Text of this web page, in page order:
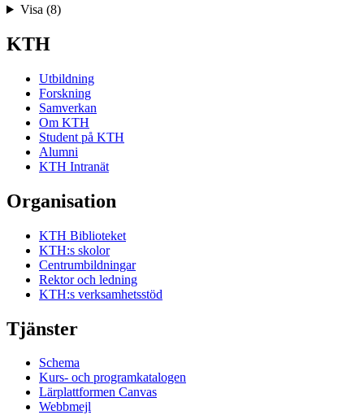
Visa (8)
KTH
Utbildning
Forskning
Samverkan
Om KTH
Student på KTH
Alumni
KTH Intranät
Organisation
KTH Biblioteket
KTH:s skolor
Centrumbildningar
Rektor och ledning
KTH:s verksamhetsstöd
Tjänster
Schema
Kurs- och programkatalogen
Lärplattformen Canvas
Webbmejl